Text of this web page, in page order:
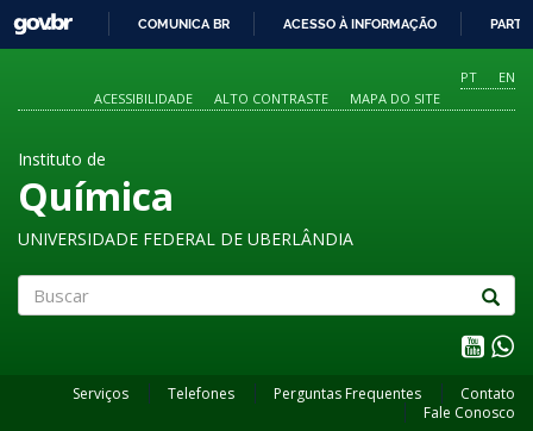
O
CONTEÚDO
GOVBR
COMUNICA BR ACESSO À INFORMAÇÃO
PT
EN
ACESSIBILIDADE
ALTO CONTRASTE MAPA DO SITE
Instituto de
Química
UNIVERSIDADE FEDERAL DE UBERLÂNDIA
Serviços Telefones Perguntas Frequentes
Contato
Fale Conosco